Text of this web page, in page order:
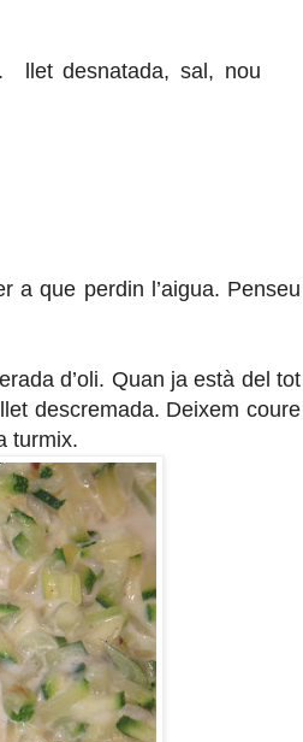
llet desnatada, sal, nou
a que perdin l’aigua. Penseu
d’oli. Quan ja està del tot
descremada. Deixem coure
turmix.